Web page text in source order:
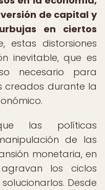
de capital y
en ciertos
estas distorsiones
inevitable, que es
necesario para
creados durante la
las políticas
de las
monetaria, en
los ciclos
Desde